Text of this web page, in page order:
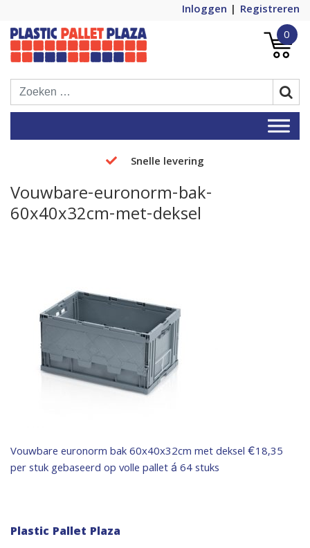
Inloggen
Registreren
Plastic Pallet Plaza
Plastic Pallets Plaza, de nummer 1 in
Europa!
0
Snelle levering
Vouwbare-euronorm-bak-
60x40x32cm-met-deksel
Bericht
navigatie
Vouwbare euronorm bak 60x40x32cm met deksel €18,35
per stuk gebaseerd op volle pallet á 64 stuks
Plastic Pallet Plaza